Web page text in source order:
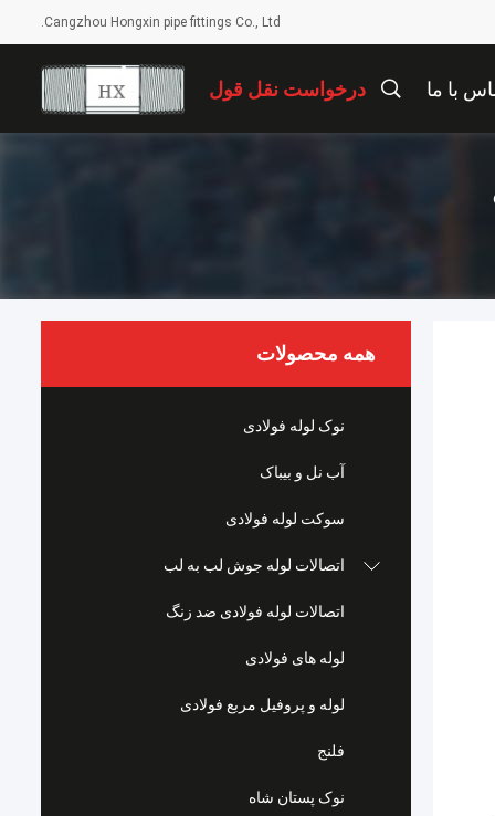
Cangzhou Hongxin pipe fittings Co., Ltd.
با ما درخواست نقل قول
همه محصولات
نوک لوله فولادی
آب نل و بيباک
سوکت لوله فولادی
اتصالات لوله جوش لب به لب
اتصالات لوله فولادی ضد زنگ
لوله های فولادی
لوله و پروفیل مربع فولادی
فلنج
نوک پستان شاه